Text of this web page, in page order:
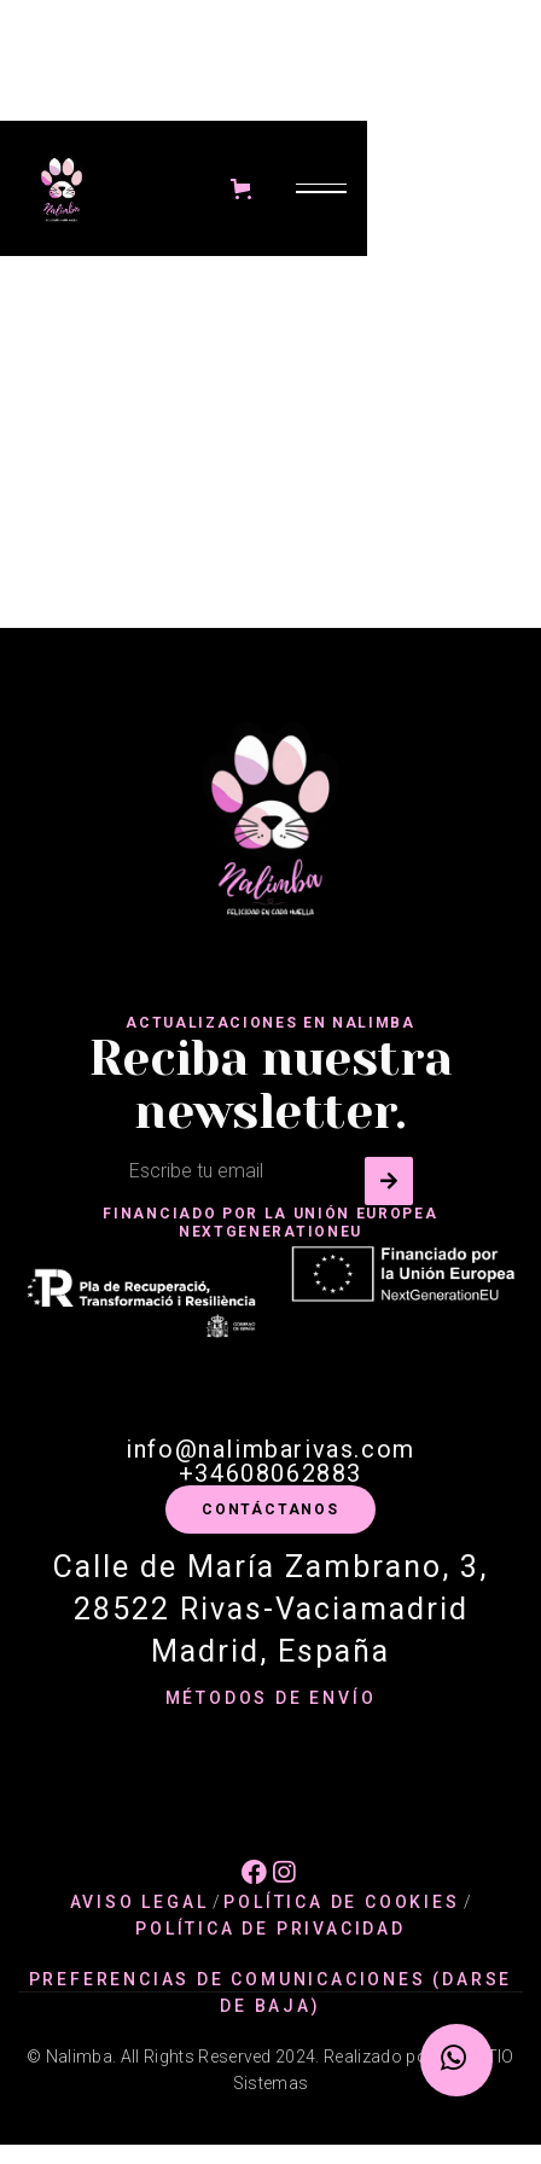
ACTUALIZACIONES EN NALIMBA
Reciba nuestra
newsletter.
FINANCIADO POR LA UNIÓN EUROPEA
NEXTGENERATIONEU
info@nalimbarivas.com
+34608062883
CONTÁCTANOS
Calle de María Zambrano, 3,
28522 Rivas-Vaciamadrid
Madrid, España
MÉTODOS DE ENVÍO
AVISO LEGAL / POLÍTICA DE COOKIES /
POLÍTICA DE PRIVACIDAD
PREFERENCIAS DE COMUNICACIONES (DARSE
DE BAJA)
© Nalimba. All Rights Reserved 2024. Realizado por @ADATIO
Sistemas
 